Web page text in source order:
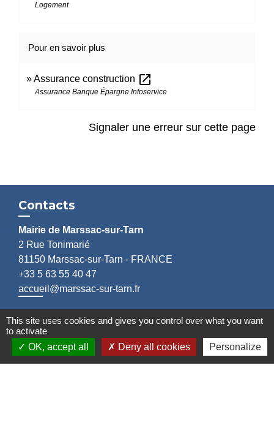
Logement
Pour en savoir plus
Assurance construction open_in_new
Assurance Banque Épargne Infoservice
Signaler une erreur sur cette page
Contacts
Mairie de Marssac-sur-Tarn
2 Rue Tonimarié
81150 Marssac-sur-Tarn - FRANCE
+33 5 63 55 40 47
accueil@marssac-sur-tarn.fr
Lien vers les HORAIRES et CONTACTS
de chaque service
This site uses cookies and gives you control over what you want
to activate
OK, accept all
Deny all cookies Personalize